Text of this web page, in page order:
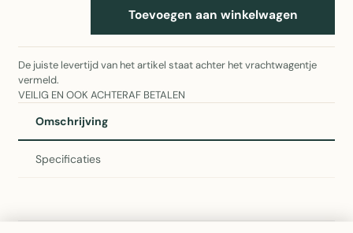
Toevoegen aan winkelwagen
De juiste levertijd van het artikel staat achter het vrachtwagentje
vermeld.
VEILIG EN OOK ACHTERAF BETALEN
Omschrijving
Specificaties